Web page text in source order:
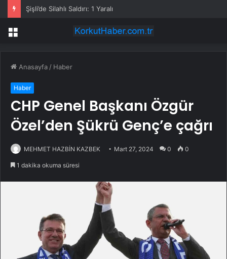
Şişli’de Silahlı Saldırı: 1 Yaralı
Menü
Anasayfa / Haber
Haber
CHP Genel Başkanı Özgür
Özel’den Şükrü Genç’e çağrı
MEHMET HAZBİN KAZBEK Mart 27, 2024 0 0
1 dakika okuma süresi